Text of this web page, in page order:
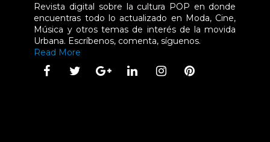
Revista digital sobre la cultura POP en donde
encuentras todo lo actualizado en Moda, Cine,
Música y otros temas de interés de la movida
Urbana. Escríbenos, comenta, síguenos.
Read More